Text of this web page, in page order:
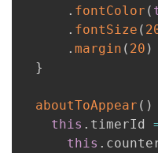
. fontColor (
. fontSize (
. margin ( 20 )
}
aboutToAppear ( )
this . timerId
this .